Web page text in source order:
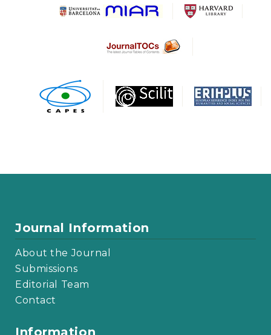
Journal Information
About the Journal
Submissions
Editorial Team
Contact